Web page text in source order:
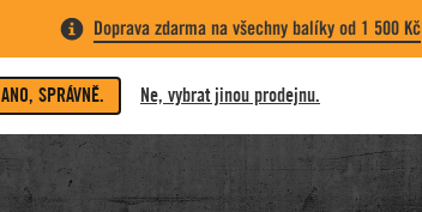
Doprava zdarma na všechny balíky od 1 500 Kč
ANO, SPRÁVNĚ. Ne, vybrat jinou prodejnu.